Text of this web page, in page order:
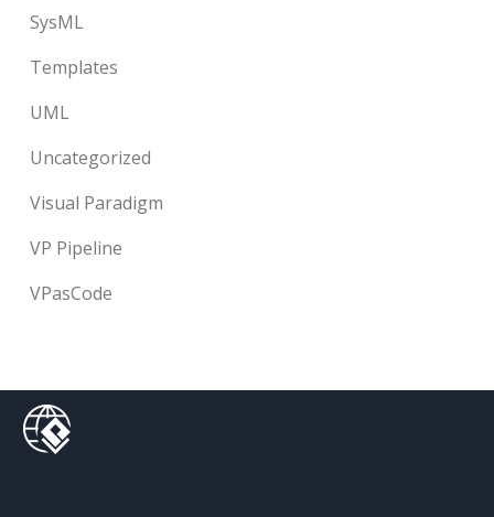
SysML
Templates
UML
Uncategorized
Visual Paradigm
VP Pipeline
VPasCode